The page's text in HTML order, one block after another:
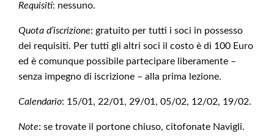
Requisiti: nessuno.
Quota d’iscrizione: gratuito per tutti i soci in possesso
dei requisiti. Per tutti gli altri soci il costo è di 100 Euro
ed è comunque possibile partecipare liberamente –
senza impegno di iscrizione – alla prima lezione.
Calendario: 15/01, 22/01, 29/01, 05/02, 12/02, 19/02.
Note: se trovate il portone chiuso, citofonate Navigli.